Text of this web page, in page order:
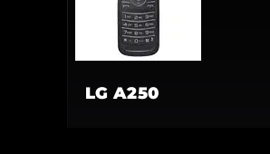
LG A250